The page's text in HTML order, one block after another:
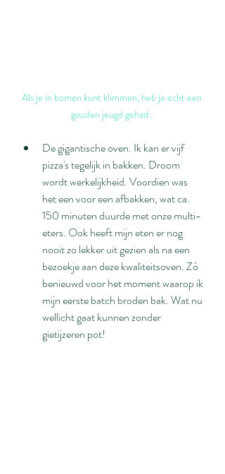
Als je in bomen kunt klimmen, heb je echt een
gouden jeugd gehad...
De gigantische oven. Ik kan er vijf
pizza's tegelijk in bakken. Droom
wordt werkelijkheid. Voordien was
het een voor een afbakken, wat ca.
150 minuten duurde met onze multi-
eters. Ook heeft mijn eten er nog
nooit zo lekker uit gezien als na een
bezoekje aan deze kwaliteitsoven. Zó
benieuwd voor het moment waarop ik
mijn eerste batch broden bak. Wat nu
wellicht gaat kunnen zonder
gietijzeren pot!